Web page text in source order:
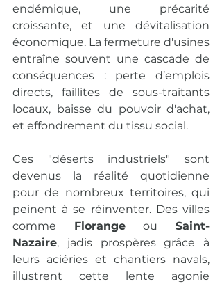
endémique, une précarité
croissante, et une dévitalisation
économique. La fermeture d'usines
entraîne souvent une cascade de
conséquences : perte d’emplois
directs, faillites de sous-traitants
locaux, baisse du pouvoir d'achat,
et effondrement du tissu social.
Ces "déserts industriels" sont
devenus la réalité quotidienne
pour de nombreux territoires, qui
peinent à se réinventer. Des villes
comme Florange ou Saint-
Nazaire, jadis prospères grâce à
leurs aciéries et chantiers navals,
illustrent cette lente agonie